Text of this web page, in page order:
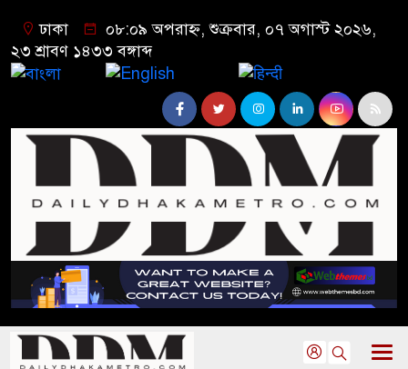
ঢাকা
০৮:০৯ অপরাহ্ন, শুক্রবার, ০৭ অগাস্ট ২০২৬,
২৩ শ্রাবণ ১৪৩৩ বঙ্গাব্দ